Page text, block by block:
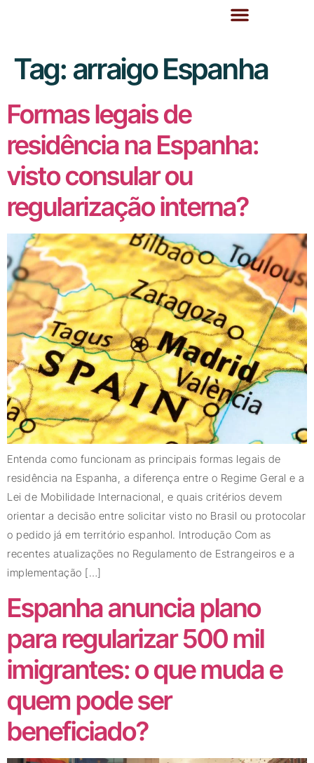
Tag: arraigo Espanha
Formas legais de
residência na Espanha:
visto consular ou
regularização interna?
Entenda como funcionam as principais formas legais de
residência na Espanha, a diferença entre o Regime Geral e a
Lei de Mobilidade Internacional, e quais critérios devem
orientar a decisão entre solicitar visto no Brasil ou protocolar
o pedido já em território espanhol. Introdução Com as
recentes atualizações no Regulamento de Estrangeiros e a
implementação […]
Espanha anuncia plano
para regularizar 500 mil
imigrantes: o que muda e
quem pode ser
beneficiado?